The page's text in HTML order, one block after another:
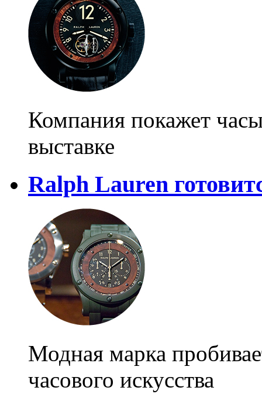
Компания покажет
выставке
Ralph Lauren
Модная марка
часового искусства